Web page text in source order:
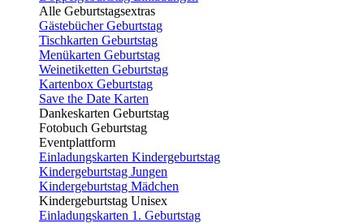
Alle Geburtstagsextras
Gästebücher Geburtstag
Tischkarten Geburtstag
Menükarten Geburtstag
Weinetiketten Geburtstag
Kartenbox Geburtstag
Save the Date Karten
Dankeskarten Geburtstag
Fotobuch Geburtstag
Eventplattform
Einladungskarten Kindergeburtstag
Kindergeburtstag Jungen
Kindergeburtstag Mädchen
Kindergeburtstag Unisex
Einladungskarten 1. Geburtstag